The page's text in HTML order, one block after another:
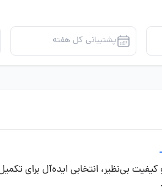
پشتیبانی کل هفته
کیفیت بی‌نظیر، انتخابی ایده‌آل برای